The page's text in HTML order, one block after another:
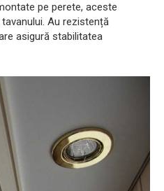
pe perete, aceste
Au rezistență
asigură stabilitatea